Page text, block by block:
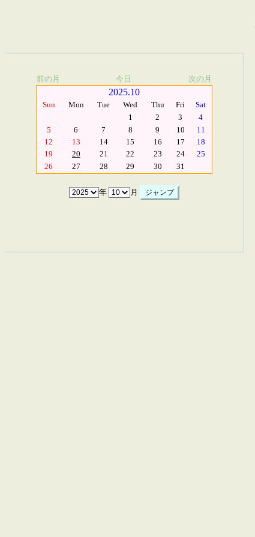
前の月 今日 次の月
2025.10
Sun Mon Tue Wed Thu Fri
Sat
1
2 3
4
5
6 7 8 9 10
11
12
13 14 15 16 17
18
19
20 21 22 23 24
25
26
27 28 29 30 31
年 月